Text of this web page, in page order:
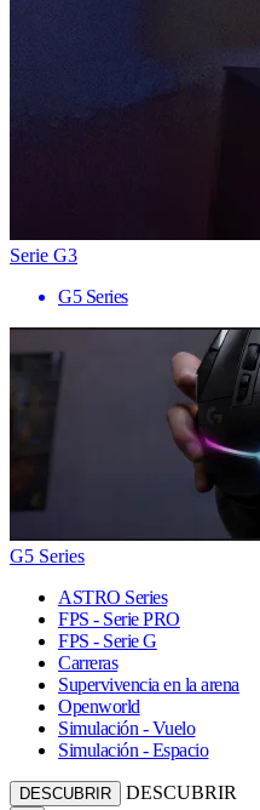
Serie G3
G5 Series
G5 Series
ASTRO Series
FPS - Serie PRO
FPS - Serie G
Carreras
Supervivencia en la arena
Openworld
Simulación - Vuelo
Simulación - Espacio
DESCUBRIR DESCUBRIR